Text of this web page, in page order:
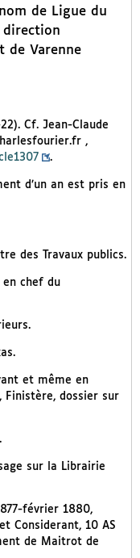
de Ligue du
direction
de Varenne
Cf. Jean-Claude
,
.
d’un an est pris en
des Travaux publics.
en chef du
et même en
Finistère, dossier sur
sur la Librairie
février 1880,
Considerant, 10 AS
de Maitrot de